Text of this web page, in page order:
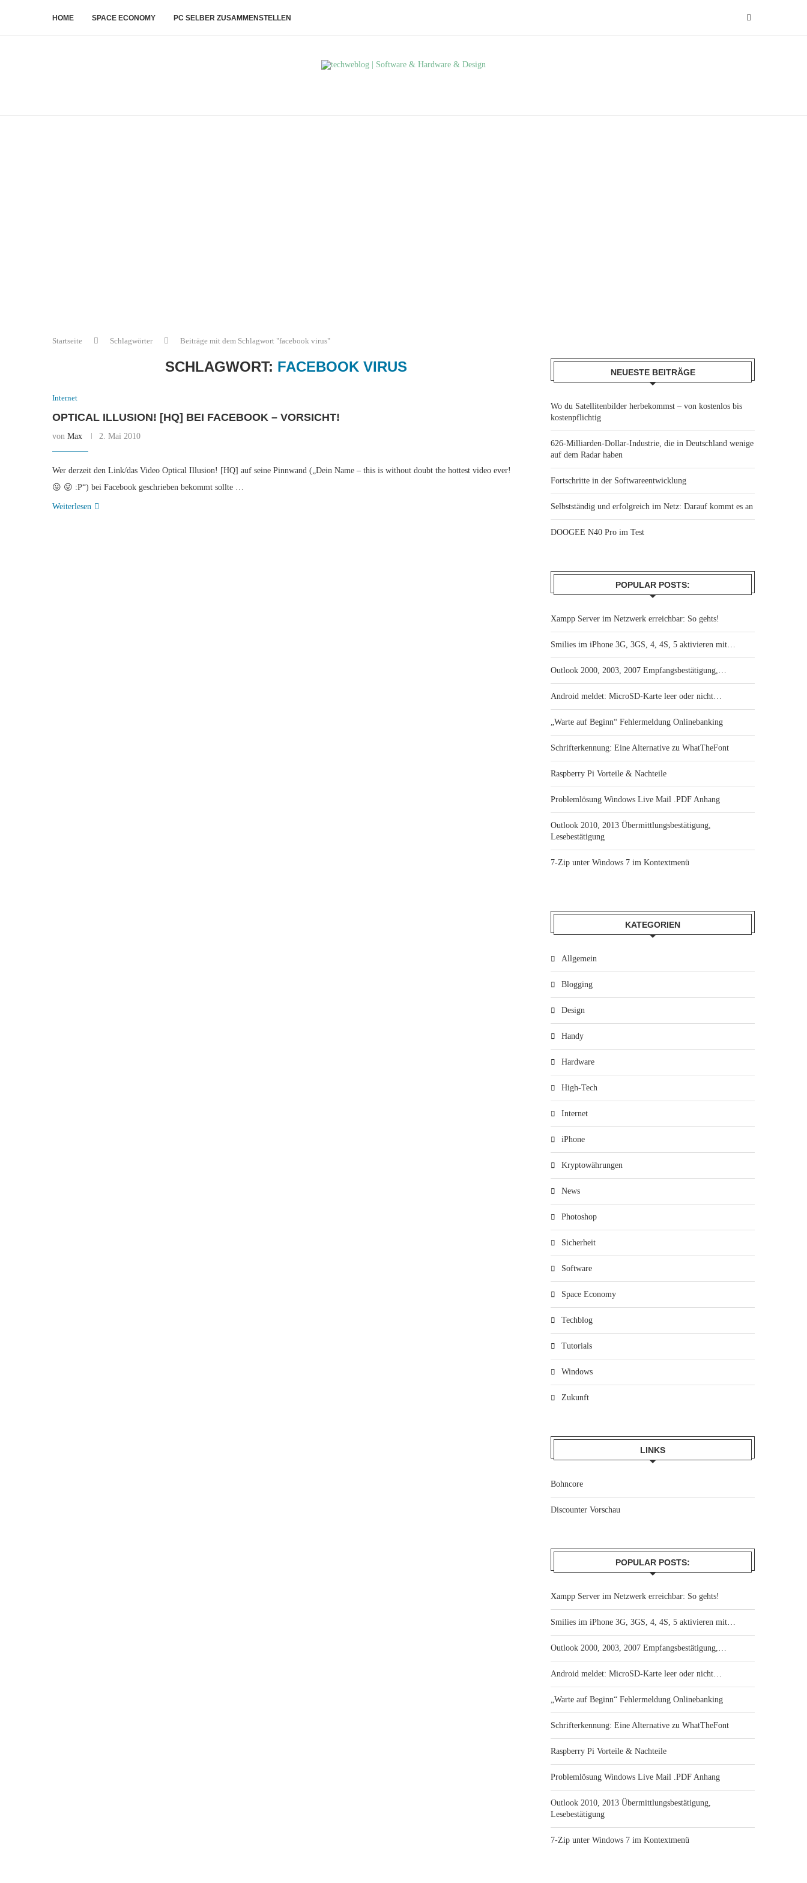
HOME SPACE ECONOMY PC SELBER ZUSAMMENSTELLEN
Startseite Schlagwörter Beiträge mit dem Schlagwort "facebook virus"
SCHLAGWORT: FACEBOOK VIRUS
Internet
OPTICAL ILLUSION! [HQ] BEI FACEBOOK – VORSICHT!
von Max 2. Mai 2010
Wer derzeit den Link/das Video Optical Illusion! [HQ] auf seine Pinnwand („Dein Name – this is without doubt the hottest video ever!
😛 😛 :P“) bei Facebook geschrieben bekommt sollte …
Weiterlesen
NEUESTE BEITRÄGE
Wo du Satellitenbilder herbekommst – von kostenlos bis
kostenpflichtig
626-Milliarden-Dollar-Industrie, die in Deutschland wenige
auf dem Radar haben
Fortschritte in der Softwareentwicklung
Selbstständig und erfolgreich im Netz: Darauf kommt es an
DOOGEE N40 Pro im Test
POPULAR POSTS:
Xampp Server im Netzwerk erreichbar: So gehts!
Smilies im iPhone 3G, 3GS, 4, 4S, 5 aktivieren mit…
Outlook 2000, 2003, 2007 Empfangsbestätigung,…
Android meldet: MicroSD-Karte leer oder nicht…
„Warte auf Beginn“ Fehlermeldung Onlinebanking
Schrifterkennung: Eine Alternative zu WhatTheFont
Raspberry Pi Vorteile & Nachteile
Problemlösung Windows Live Mail .PDF Anhang
Outlook 2010, 2013 Übermittlungsbestätigung,
Lesebestätigung
7-Zip unter Windows 7 im Kontextmenü
KATEGORIEN
Allgemein
Blogging
Design
Handy
Hardware
High-Tech
Internet
iPhone
Kryptowährungen
News
Photoshop
Sicherheit
Software
Space Economy
Techblog
Tutorials
Windows
Zukunft
LINKS
Bohncore
Discounter Vorschau
POPULAR POSTS:
Xampp Server im Netzwerk erreichbar: So gehts!
Smilies im iPhone 3G, 3GS, 4, 4S, 5 aktivieren mit…
Outlook 2000, 2003, 2007 Empfangsbestätigung,…
Android meldet: MicroSD-Karte leer oder nicht…
„Warte auf Beginn“ Fehlermeldung Onlinebanking
Schrifterkennung: Eine Alternative zu WhatTheFont
Raspberry Pi Vorteile & Nachteile
Problemlösung Windows Live Mail .PDF Anhang
Outlook 2010, 2013 Übermittlungsbestätigung,
Lesebestätigung
7-Zip unter Windows 7 im Kontextmenü